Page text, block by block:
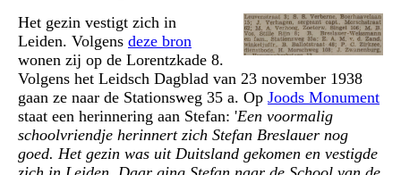
Het gezin vestigt zich in
Leiden. Volgens deze bron
wonen zij op de Lorentzkade 8.
Volgens het Leidsch Dagblad van 23 november 1938
gaan ze naar de Stationsweg 35 a. Op Joods Monument
staat een herinnering aan Stefan: 'Een voormalig
schoolvriendje herinnert zich Stefan Breslauer nog
goed. Het gezin was uit Duitsland gekomen en vestigde